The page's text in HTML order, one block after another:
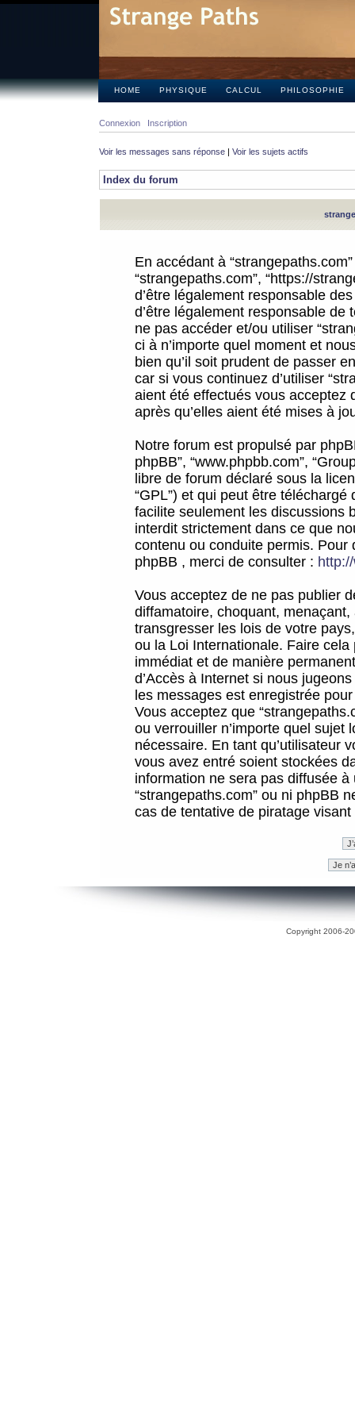
HOME PHYSIQUE CALCUL PHILOSOPHIE
Connexion Inscription
Voir les messages sans réponse | Voir les sujets actifs
Index du forum
En accédant à
“strangepaths.com”, “https://
d’être légalement responsable
d’être légalement responsable
ne pas accéder et/ou utiliser
ci à n’importe quel moment et
bien qu’il soit prudent de passer
car si vous continuez d’utiliser
aient été effectués vous acceptez
après qu’elles aient été mises à
Notre forum est propulsé par
phpBB”, “www.phpbb.com”,
libre de forum déclaré sous la
“GPL”) et qui peut être téléchargé
facilite seulement les discussions
interdit strictement dans ce que
contenu ou conduite permis.
phpBB , merci de consulter :
Vous acceptez de ne pas publier
diffamatoire, choquant,
transgresser les lois de votre
ou la Loi Internationale. Faire
immédiat et de manière
d’Accès à Internet si nous
les messages est enregistrée
Vous acceptez que
ou verrouiller n’importe quel sujet
nécessaire. En tant qu’utilisateur
vous avez entré soient stockées
information ne sera pas diffusée
“strangepaths.com” ou ni phpBB
cas de tentative de piratage
Copyright 2006-